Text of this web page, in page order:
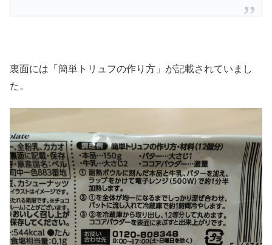
裏面には「簡単トリュフの作り方」が記載されていまし
た。